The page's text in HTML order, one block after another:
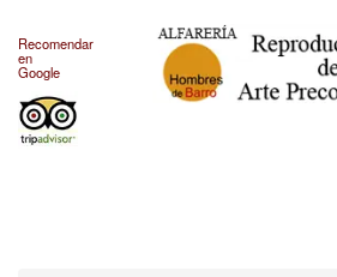
Recomendar
en
Google